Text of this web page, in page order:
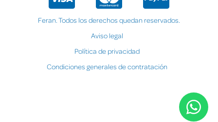
Feran. Todos los derechos quedan reservados.
Aviso legal
Política de privacidad
Condiciones generales de contratación